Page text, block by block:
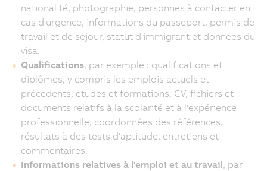
nationalité, photographie, personnes à contacter en
cas d'urgence, informations du passeport, permis de
travail et de séjour, statut d'immigrant et données du
visa.
Qualifications, par exemple : qualifications et
diplômes, y compris les emplois actuels et
précédents, études et formations, CV, fichiers et
documents relatifs à la scolarité et à l'expérience
professionnelle, coordonnées des références,
résultats à des tests d'aptitude, entretiens et
commentaires.
Informations relatives à l'emploi et au travail, par